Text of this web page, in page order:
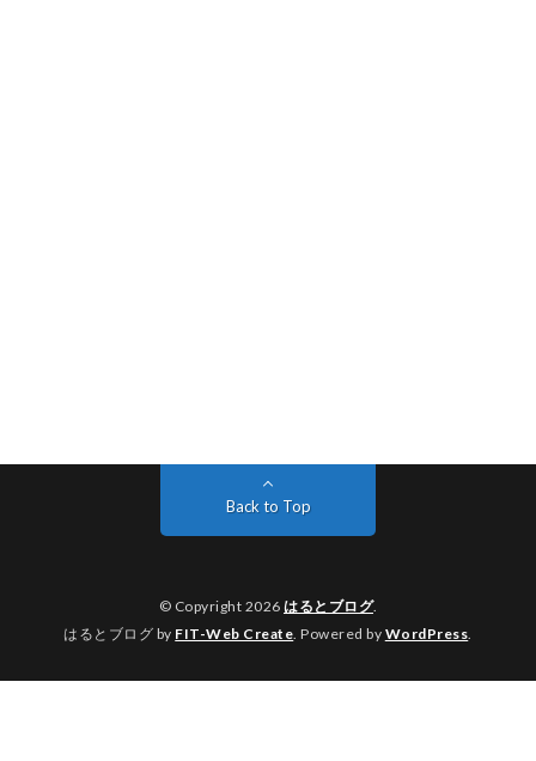
Back to Top
© Copyright 2026 はるとブログ.
はるとブログ by FIT-Web Create. Powered by WordPress.